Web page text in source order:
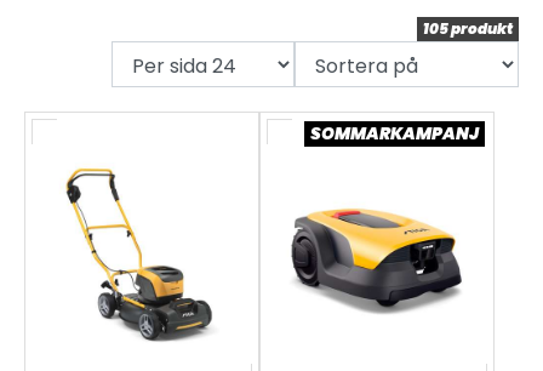
VERKSTAD
OM OSS
UTHYRNING
105 produkt
SOMMARKAMPANJ